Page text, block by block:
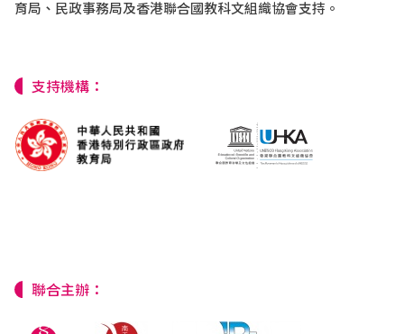
育局、民政事務局及香港聯合國教科文組織協會支持。
支持機構：
聯合主辦：